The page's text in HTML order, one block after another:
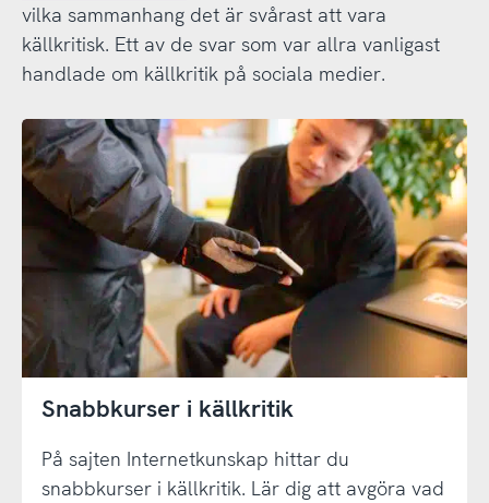
vilka sammanhang det är svårast att vara
källkritisk. Ett av de svar som var allra vanligast
handlade om källkritik på sociala medier.
Snabbkurser i källkritik
På sajten Internetkunskap hittar du
snabbkurser i källkritik. Lär dig att avgöra vad